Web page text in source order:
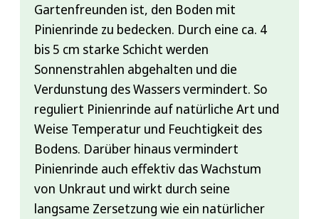
Gartenfreunden ist, den Boden mit
Pinienrinde zu bedecken. Durch eine ca. 4
bis 5 cm starke Schicht werden
Sonnenstrahlen abgehalten und die
Verdunstung des Wassers vermindert. So
reguliert Pinienrinde auf natürliche Art und
Weise Temperatur und Feuchtigkeit des
Bodens. Darüber hinaus vermindert
Pinienrinde auch effektiv das Wachstum
von Unkraut und wirkt durch seine
langsame Zersetzung wie ein natürlicher